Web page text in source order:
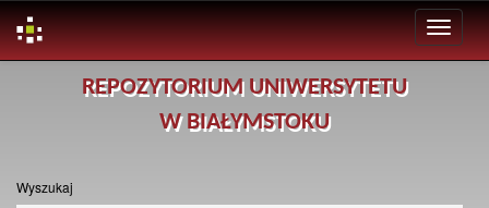
REPOZYTORIUM UNIWERSYTETU
W BIAŁYMSTOKU
Wyszukaj